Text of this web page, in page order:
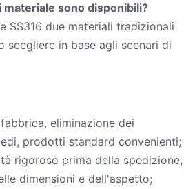
materiale sono disponibili?
SS316 due materiali tradizionali
scegliere in base agli scenari di
eliminazione dei
prodotti standard convenienti;
rigoroso prima della spedizione,
dimensioni e dell'aspetto;